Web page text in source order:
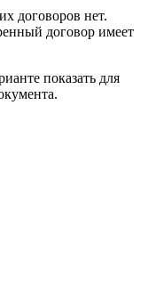
договоров нет.
договор имеет
показать для